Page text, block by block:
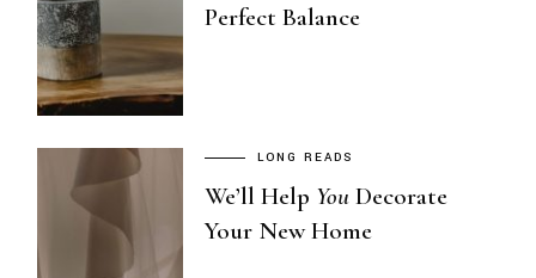
Perfect Balance
LONG READS
We’ll Help You Decorate
Your New Home